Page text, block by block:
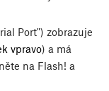
Port") zobrazuje
vpravo) a má
na Flash! a